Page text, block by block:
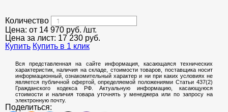
Количество
Цена: от 14 970 руб. /шт.
Цена за лист: 17 230 руб.
Купить Купить в 1 клик
Вся представленная на сайте информация, касающаяся технических
характеристик, наличия на складе, стоимости товаров, поставщика носит
информационный, ознакомительный характер и ни при каких условиях не
является публичной офертой, определяемой положениями Статьи 437(2)
Гражданского кодекса РФ. Актуальную информацию, касающуюся
стоимости и наличия товара уточнять у менеджера или по запросу на
электронную почту.
Поделиться: